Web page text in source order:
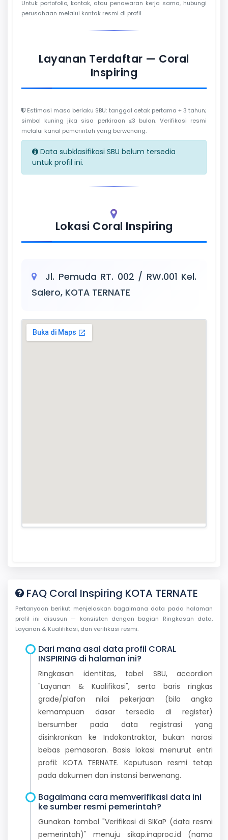
Untuk portofolio, kontak, atau penawaran kerja sama, hubungi
perusahaan melalui kontak resmi di profil.
Layanan Terdaftar — Coral
Inspiring
Estimasi masa berlaku SBU: tanggal cetak pertama + 3 tahun;
simbol kuning jika sisa perkiraan ≤3 bulan. Verifikasi resmi
melalui kanal pemerintah yang berwenang.
Data subklasifikasi SBU belum tersedia
untuk profil ini.
Lokasi Coral Inspiring
Jl. Pemuda RT. 002 / RW.001 Kel.
Salero, KOTA TERNATE
FAQ Coral Inspiring KOTA TERNATE
Pertanyaan berikut menjelaskan bagaimana data pada halaman
profil ini disusun — konsisten dengan bagian Ringkasan data,
Layanan & Kualifikasi, dan verifikasi resmi.
Dari mana asal data profil CORAL
INSPIRING di halaman ini?
Ringkasan identitas, tabel SBU, accordion
"Layanan & Kualifikasi", serta baris ringkas
grade/plafon nilai pekerjaan (bila angka
kemampuan dasar tersedia di register)
bersumber pada data registrasi yang
disinkronkan ke Indokontraktor, bukan narasi
bebas pemasaran. Basis lokasi menurut entri
profil: KOTA TERNATE. Keputusan resmi tetap
pada dokumen dan instansi berwenang.
Bagaimana cara memverifikasi data ini
ke sumber resmi pemerintah?
Gunakan tombol "Verifikasi di SIKaP (data resmi
pemerintah)" menuju sikap.inaproc.id (nama